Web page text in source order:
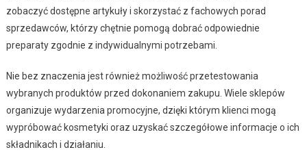
zobaczyć dostępne artykuły i skorzystać z fachowych porad
sprzedawców, którzy chętnie pomogą dobrać odpowiednie
preparaty zgodnie z indywidualnymi potrzebami.
Nie bez znaczenia jest również możliwość przetestowania
wybranych produktów przed dokonaniem zakupu. Wiele sklepów
organizuje wydarzenia promocyjne, dzięki którym klienci mogą
wypróbować kosmetyki oraz uzyskać szczegółowe informacje o ich
składnikach i działaniu.